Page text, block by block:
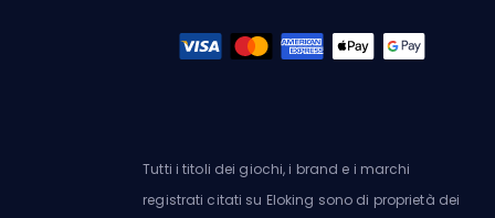
Tutti i titoli dei giochi, i brand e i marchi
registrati citati su Eloking sono di proprietà dei